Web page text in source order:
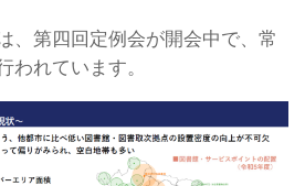
、第四回定例会が開会中で、常
われています。